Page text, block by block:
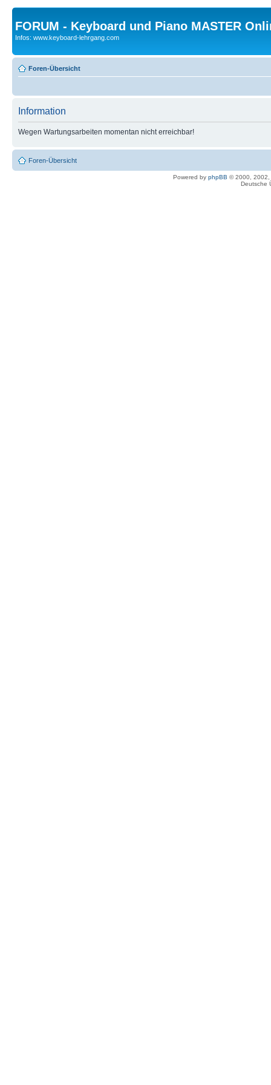
FORUM - Keyboard und Piano MASTER
Infos: www.keyboard-lehrgang.com
Foren-Übersicht
Information
Wegen Wartungsarbeiten momentan nicht erreichbar!
Foren-Übersicht
Powered by phpBB © 2000,
Deutsche